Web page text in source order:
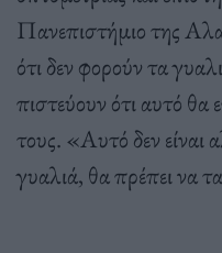
Πανεπιστήμιο της
ότι δεν φορούν τα
πιστεύουν ότι αυτό θα
τους. «Αυτό δεν είναι
γυαλιά, θα πρέπει να